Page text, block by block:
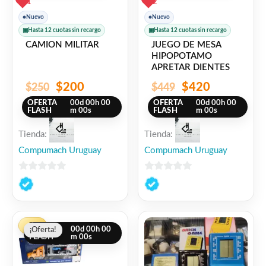
1
● Nuevo
▣ Hasta 12 cuotas sin recargo
CAMION MILITAR
$250 $200
OFERTA
FLASH
00d 00h 00
m 00s
Tienda:
Compumach Uruguay
0
de
2
● Nuevo
▣ Hasta 12 cuotas sin recargo
JUEGO DE MESA
HIPOPOTAMO
APRETAR DIENTES
$449 $420
OFERTA
FLASH
00d 00h 00
m 00s
Tienda:
Compumach Uruguay
0
de
¡Oferta!
-5%
OFERTA
FLASH
00d00h00
m00s
¡Oferta!precio
original
precio